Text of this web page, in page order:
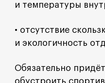
и температуры
• отсутствие
и экологичность
Обязательно
обустроить